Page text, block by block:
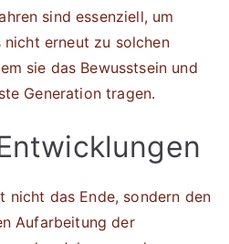
sind essenziell, um
nicht erneut zu solchen
sie das Bewusstsein und
Generation tragen.
nicht das Ende, sondern den
Aufarbeitung der